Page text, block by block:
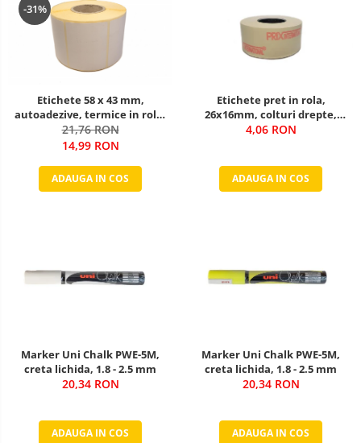
-31%
Etichete 58 x 43 mm,
autoadezive, termice in rola,
albe, 1000 etichete / rola
21,76 RON
14,99 RON
ADAUGA IN COS
Etichete pret in rola,
26x16mm, colturi drepte,
1000 buc/rola, alb
4,06 RON
ADAUGA IN COS
Marker Uni Chalk PWE-5M,
creta lichida, 1.8 - 2.5 mm
20,34 RON
ADAUGA IN COS
Marker Uni Chalk PWE-5M,
creta lichida, 1.8 - 2.5 mm
20,34 RON
ADAUGA IN COS